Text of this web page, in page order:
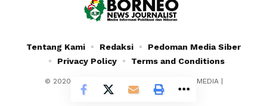
© 2020 - 2024 - PT. YAFRAN BORNEO MULTIMEDIA |
Borneonewsjournalist.co.id
Tentang Kami Redaksi
Pedoman Media Siber
Privacy Policy
Terms and Conditions